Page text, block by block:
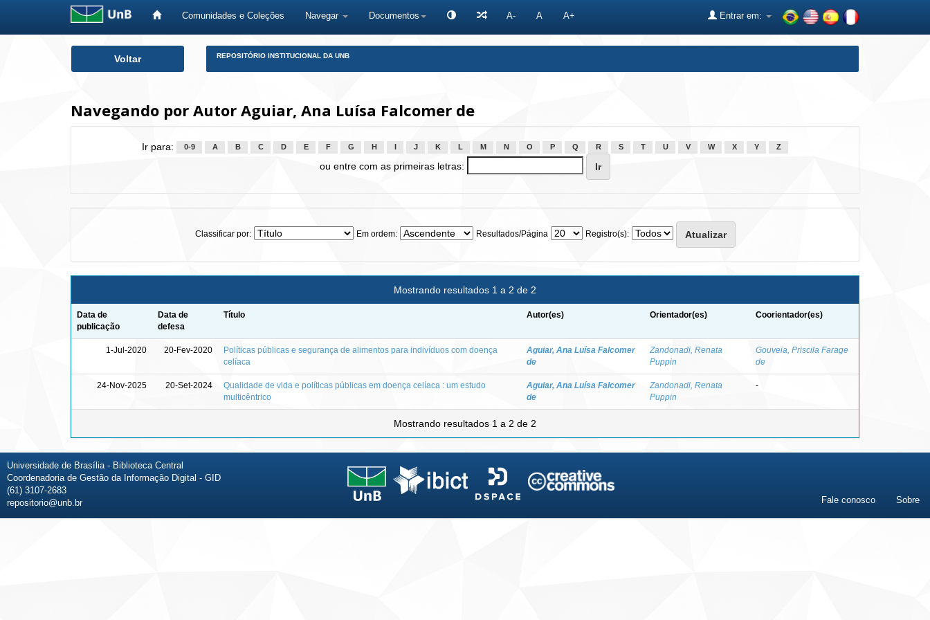
Comunidades e Coleções Navegar Documentos A- A A+ Entrar em:
Voltar REPOSITÓRIO INSTITUCIONAL DA UNB
Navegando por Autor Aguiar, Ana Luísa Falcomer de
Ir para: 0-9 A B C D E F G H J K L M N O P Q R S T U V W X Y Z
ou entre com as primeiras letras:
Classificar por: Em ordem: Resultados/Página Registro(s):
Mostrando resultados 1 a 2 de 2
Data de
publicação
Data de
defesa
Título Autor(es) Orientador(es) Coorientador(es)
1-Jul-2020 20-Fev-2020
Políticas públicas e segurança de alimentos para indivíduos com doença
celíaca
Aguiar, Ana Luísa Falcomer
de
Zandonadi, Renata
Puppin
Gouveia, Priscila Farage
de
24-Nov-2025 20-Set-2024
Qualidade de vida e políticas públicas em doença celíaca : um estudo
multicêntrico
Aguiar, Ana Luísa Falcomer
de
Zandonadi, Renata
Puppin
-
Mostrando resultados 1 a 2 de 2
Universidade de Brasília - Biblioteca Central
Coordenadoria de Gestão da Informação Digital - GID
(61) 3107-2683
repositorio@unb.br
Fale conosco Sobre